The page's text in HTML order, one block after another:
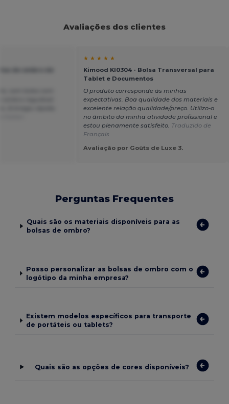
Avaliações dos clientes
★ ★ ★ ★ ★
Kimood KI0304 - Bolsa Transversal para
Tablet e Documentos
O produto corresponde às minhas
expectativas. Boa qualidade dos materiais e
excelente relação qualidade/preço. Utilizo-o
no âmbito da minha atividade profissional e
estou plenamente satisfeito. Traduzido de
Français
Avaliação por Goûts de Luxe 3.
Perguntas Frequentes
Quais são os materiais disponíveis para as
bolsas de ombro?
Posso personalizar as bolsas de ombro com o
logótipo da minha empresa?
Existem modelos específicos para transporte
de portáteis ou tablets?
Quais são as opções de cores disponíveis?